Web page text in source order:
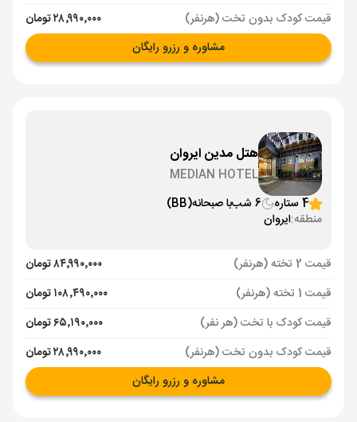
قیمت کودک بدون تخت (هرنفر)
۲۸٬۹۹۰٬۰۰۰ تومان
مشاوره و رزرو رایگان
هتل مدین ایروان
MEDIAN HOTEL
4 ستاره
6 شب با صبحانه(BB)
منطقه:ایروان
قیمت 2 تخته (هرنفر)
۸۴٬۹۹۰٬۰۰۰ تومان
قیمت 1 تخته (هرنفر)
۱۰۸٬۴۹۰٬۰۰۰ تومان
قیمت کودک با تخت (هر نفر)
۶۵٬۱۹۰٬۰۰۰ تومان
قیمت کودک بدون تخت (هرنفر)
۲۸٬۹۹۰٬۰۰۰ تومان
مشاوره و رزرو رایگان